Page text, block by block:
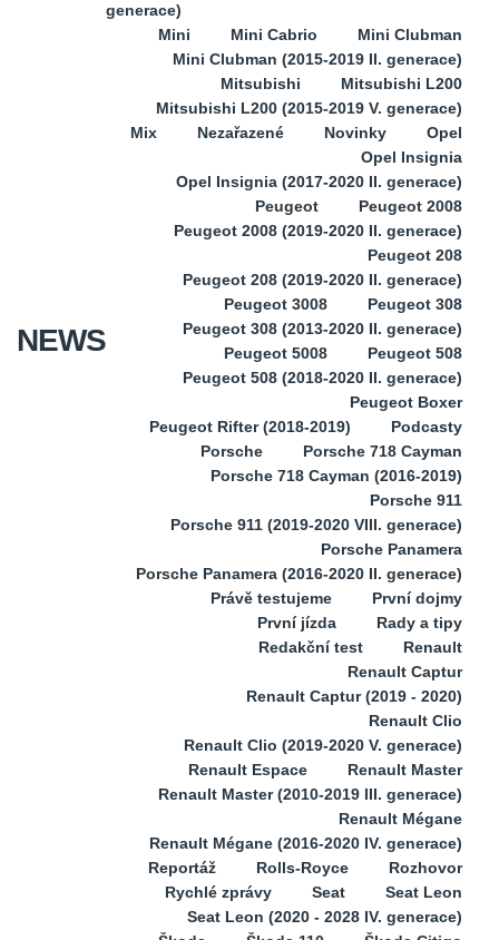
NEWS
generace)
Mini
Mini Cabrio
Mini Clubman
Mini Clubman (2015-2019 II. generace)
Mitsubishi
Mitsubishi L200
Mitsubishi L200 (2015-2019 V. generace)
Mix
Nezařazené Novinky
Opel
Opel Insignia
Opel Insignia (2017-2020 II. generace)
Peugeot
Peugeot 2008
Peugeot 2008 (2019-2020 II. generace)
Peugeot 208
Peugeot 208 (2019-2020 II. generace)
Peugeot 3008
Peugeot 308
Peugeot 308 (2013-2020 II. generace)
Peugeot 5008
Peugeot 508
Peugeot 508 (2018-2020 II. generace)
Peugeot Boxer
Peugeot Rifter (2018-2019)
Podcasty
Porsche
Porsche 718 Cayman
Porsche 718 Cayman (2016-2019)
Porsche 911
Porsche 911 (2019-2020 VIII. generace)
Porsche Panamera
Porsche Panamera (2016-2020 II. generace)
Právě testujeme
První dojmy
První jízda
Rady a tipy
Redakční test
Renault
Renault Captur
Renault Captur (2019 - 2020)
Renault Clio
Renault Clio (2019-2020 V. generace)
Renault Espace
Renault Master
Renault Master (2010-2019 III. generace)
Renault Mégane
Renault Mégane (2016-2020 IV. generace)
Reportáž
Rolls-Royce
Rozhovor
Rychlé zprávy
Seat
Seat Leon
Seat Leon (2020 - 2028 IV. generace)